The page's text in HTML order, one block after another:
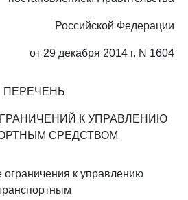
Российской Федерации
от 29 декабря 2014 г. N 1604
ПЕРЕЧЕНЬ
К УПРАВЛЕНИЮ
СРЕДСТВОМ
ограничения к управлению